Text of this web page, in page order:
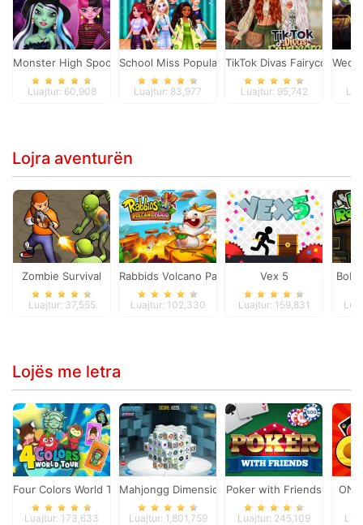
Monster High Spooky Fashion
Luajtur: 60,908
School Miss Popularity
Luajtur: 83,977
TikTok Divas Fairycore
Luajtur: 95,742
Lojra aventurën
Zombie Survival
Luajtur: 37,555
Rabbids Volcano Panic
Luajtur: 102,330
Vex 5
Luajtur: 159,831
Bob
Lojës me letra
Four Colors World Tour
Luajtur: 173,633
Mahjongg Dimensions
Luajtur: 1,801,759
Poker with Friends
Luajtur: 245,109